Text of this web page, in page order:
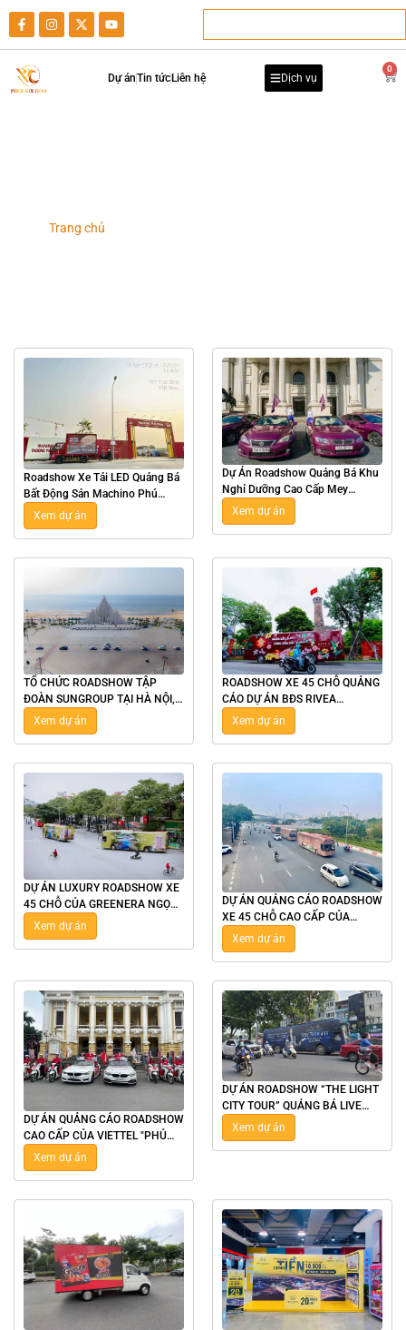
Dự ánTin tức Liên hệ Dịch vụ
0
Trang chủ
Roadshow Xe Tải LED Quảng Bá
Bất Động Sản Machino Phú
Xuân Tại Thái Bình
Xem dự án
Dự Án Roadshow Quảng Bá Khu
Nghỉ Dưỡng Cao Cấp Mey
Retreat Bãi Lữ Tại Nghệ An
Xem dự án
TỔ CHỨC ROADSHOW TẬP
ĐOÀN SUNGROUP TẠI HÀ NỘI,
TPHCM, NHA TRANG, VŨNG
TÀU
Xem dự án
ROADSHOW XE 45 CHỖ QUẢNG
CÁO DỰ ÁN BĐS RIVEA
RESIDENCES DỊP 8/3 CHO TẬP
ĐOÀN TÂN Á ĐẠI THÀNH
Xem dự án
DỰ ÁN LUXURY ROADSHOW XE
45 CHỖ CỦA GREENERA NGỌC
HỒI "PHỦ SÓNG" ẤN TƯỢNG TẠI
HÀ NỘI
Xem dự án
DỰ ÁN QUẢNG CÁO ROADSHOW
XE 45 CHỖ CAO CẤP CỦA
NOBLE "PHỦ SÓNG" ẤN TƯỢNG
TẠI HÀ NỘI
Xem dự án
DỰ ÁN QUẢNG CÁO ROADSHOW
CAO CẤP CỦA VIETTEL "PHỦ
SÓNG" ẤN TƯỢNG TẠI HÀ NỘI &
TP.HCM
Xem dự án
DỰ ÁN ROADSHOW “THE LIGHT
CITY TOUR” QUẢNG BÁ LIVE
CONCERT SEE THE LIGHT CỦA
MỸ TÂM TẠI HÀ NỘI
Xem dự án